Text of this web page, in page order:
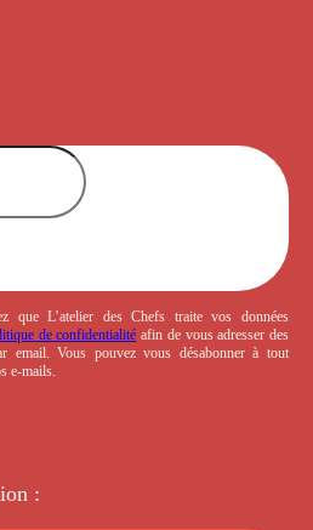
que L’atelier des Chefs traite vos données
de confidentialité afin de vous adresser des
email. Vous pouvez vous désabonner à tout
e-mails.
: